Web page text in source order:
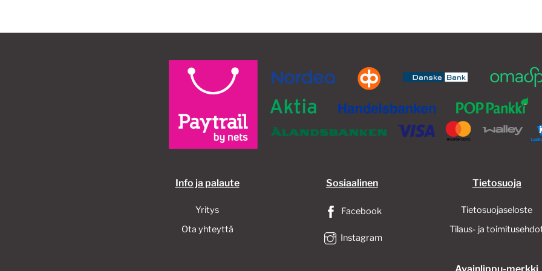
Info ja palaute
Yritys
Ota yhteyttä
Sosiaalinen
Facebook
Instagram
Tietosuoja
Tietosuojaseloste
Tilaus- ja